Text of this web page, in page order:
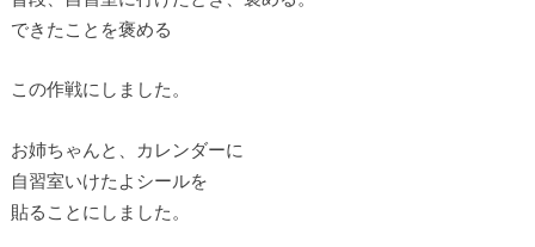
できたことを褒める
この作戦にしました。
お姉ちゃんと、カレンダーに
自習室いけたよシールを
貼ることにしました。